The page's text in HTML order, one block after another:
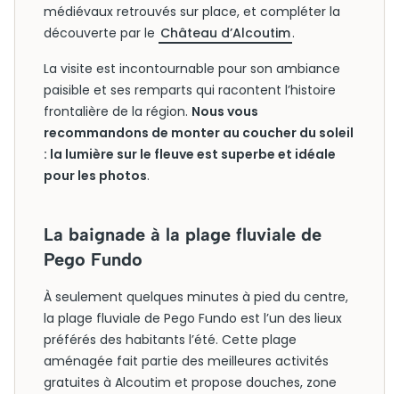
médiévaux retrouvés sur place, et compléter la
découverte par le Château d’Alcoutim.
La visite est incontournable pour son ambiance
paisible et ses remparts qui racontent l’histoire
frontalière de la région. Nous vous
recommandons de monter au coucher du soleil
: la lumière sur le fleuve est superbe et idéale
pour les photos.
La baignade à la plage fluviale de
Pego Fundo
À seulement quelques minutes à pied du centre,
la plage fluviale de Pego Fundo est l’un des lieux
préférés des habitants l’été. Cette plage
aménagée fait partie des meilleures activités
gratuites à Alcoutim et propose douches, zone